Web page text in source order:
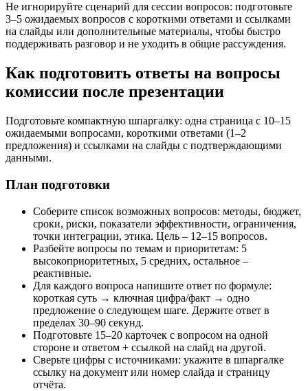
Не игнорируйте сценарий для сессии вопросов: подготовьте
3–5 ожидаемых вопросов с короткими ответами и ссылками
на слайды или дополнительные материалы, чтобы быстро
поддерживать разговор и не уходить в общие рассуждения.
Как подготовить ответы на вопросы
комиссии после презентации
Подготовьте компактную шпаргалку: одна страница с 10–15
ожидаемыми вопросами, короткими ответами (1–2
предложения) и ссылками на слайды с подтверждающими
данными.
План подготовки
Соберите список возможных вопросов: методы, бюджет,
сроки, риски, показатели эффективности, ограничения,
точки интеграции, этика. Цель – 12–15 вопросов.
Разбейте вопросы по темам и приоритетам: 5
высокоприоритетных, 5 средних, остальное –
реактивные.
Для каждого вопроса напишите ответ по формуле:
короткая суть → ключная цифра/факт → одно
предложение о следующем шаге. Держите ответ в
пределах 30–90 секунд.
Подготовьте 15–20 карточек с вопросом на одной
стороне и ответом + ссылкой на слайд на другой.
Сверьте цифры с источниками: укажите в шпаргалке
ссылку на документ или номер слайда и страницу
отчёта.